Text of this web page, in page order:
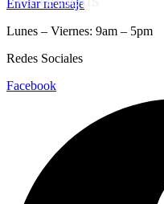
Enviar mensaje
Lunes – Viernes: 9am – 5pm
Redes Sociales
Facebook